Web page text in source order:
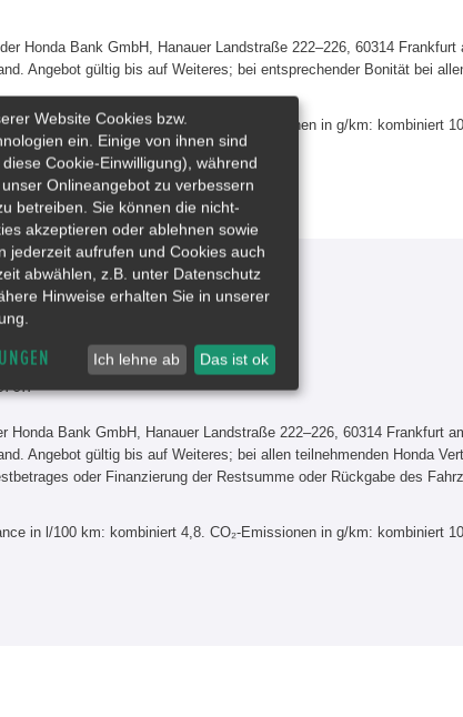
Honda Bank GmbH, Hanauer Landstraße 222–226, 60314
Angebot gültig bis auf Weiteres; bei entsprechender Bonität bei
in l/100 km: kombiniert 4,8. CO₂-Emissionen in g/km: kombiniert
Honda Bank GmbH, Hanauer Landstraße 222–226, 60314 Frankfurt
Angebot gültig bis auf Weiteres; bei allen teilnehmenden Honda
oder Finanzierung der Restsumme oder Rückgabe des
in l/100 km: kombiniert 4,8. CO₂-Emissionen in g/km: kombiniert
Website Cookies bzw.
ein. Einige von ihnen sind
Cookie-Einwilligung), während
Onlineangebot zu verbessern
betreiben. Sie können die nicht-
akzeptieren oder ablehnen sowie
jederzeit aufrufen und Cookies auch
abwählen, z.B. unter Datenschutz
Hinweise erhalten Sie in unserer
Ich lehne ab Das ist ok